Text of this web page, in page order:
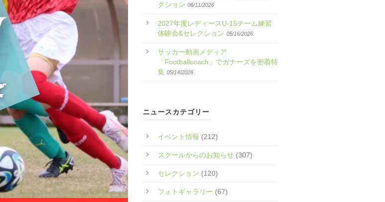
クション 06/11/2026
2027年度レディースU-15チーム練習
体験会&セレクション 05/16/2026
サッカー動画メディア
「Footballcoach」でガナーズを密着特
集 05/14/2026
ニュースカテゴリー
イベント情報 (212)
スクールからのお知らせ(307)
セレクション (120)
フォトギャラリー (67)